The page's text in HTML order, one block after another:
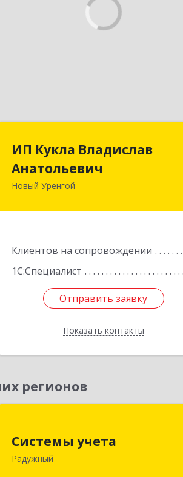
ИП Кукла Владислав
Анатольевич
Новый Уренгой
Клиентов на сопровождении
1С:Специалист
Отправить заявку
Показать контакты
629306, Ямало-Ненецкий АО,
Отправить заявку
Назад
регионов
Системы учета
Радужный
628462, Ханты-
Автономный округ - Югра